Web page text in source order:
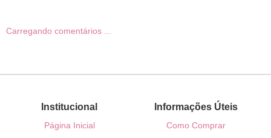
Carregando comentários ...
Institucional
Página Inicial
Informações Úteis
Como Comprar